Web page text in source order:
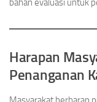
bahan evaluasi untuk
Harapan
Penanganan